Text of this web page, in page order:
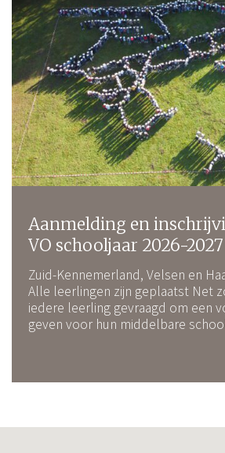
Aanmelding en
VO schooljaar 2026-2027
Zuid-Kennemerland, Velsen en
Alle leerlingen zijn geplaatst Net
iedere leerling gevraagd om een
geven voor hun middelbare